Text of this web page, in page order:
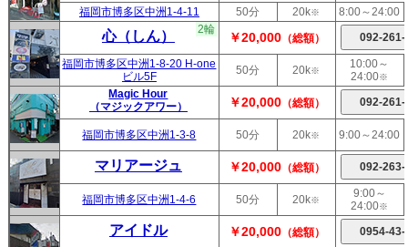
福岡市博多区中洲1-4-11
50分 20k※ 8:00～24:00
心（しん） 2輪
￥20,000 （総額）
福岡市博多区中洲1-8-20 H-one
ビル5F
50分 20k※
10:00～
24:00※
Magic Hour
（マジックアワー）
￥20,000 （総額）
福岡市博多区中洲1-3-8 50分 20k※ 9:00～24:00
マリアージュ ￥20,000 （総額）
福岡市博多区中洲1-4-6 50分 20k※
9:00～
24:00※
アイドル ￥20,000 （総額）